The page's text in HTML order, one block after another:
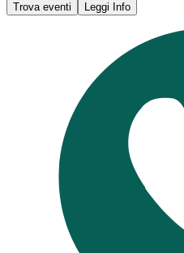
Trova eventi Leggi Info